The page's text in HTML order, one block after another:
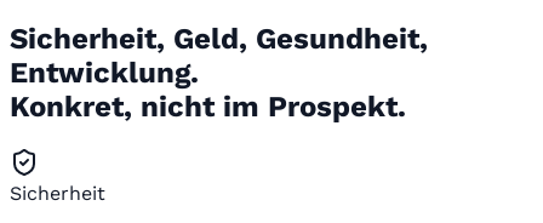
Sicherheit, Geld, Gesundheit,
Entwicklung.
Konkret, nicht im Prospekt.
Sicherheit